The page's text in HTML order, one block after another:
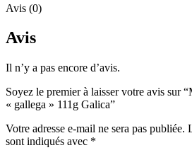
Avis (0)
Avis
Il n’y a pas encore d’avis.
Soyez le premier à laisser votre avis sur
« gallega » 111g Galica”
Votre adresse e-mail ne sera pas publiée.
sont indiqués avec *